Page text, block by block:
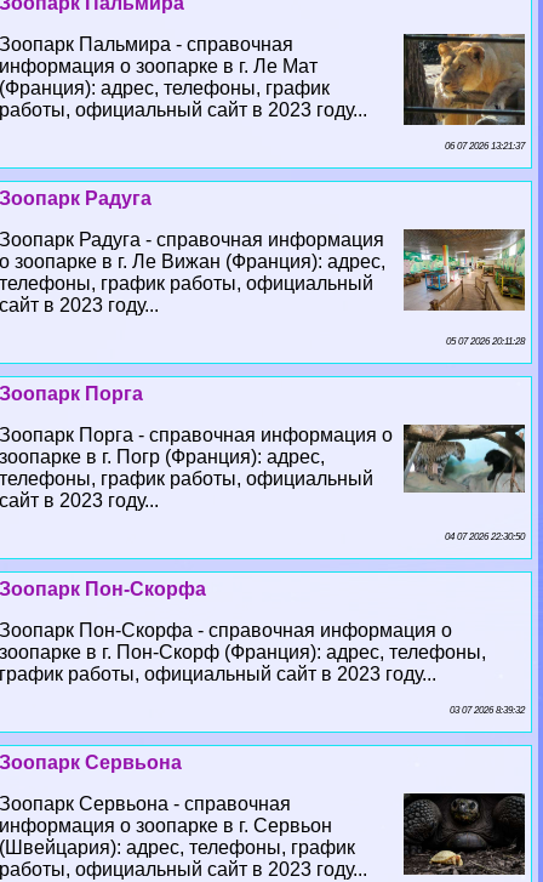
Зоопарк Пальмира - справочная
информация о зоопарке в г. Ле Мат
(Франция): адрес, телефоны, график
работы, официальный сайт в 2023 году...
06 07 2026 13:21:37
Зоопарк Радуга
Зоопарк Радуга - справочная информация
о зоопарке в г. Ле Вижан (Франция): адрес,
телефоны, график работы, официальный
сайт в 2023 году...
05 07 2026 20:11:28
Зоопарк Порга
Зоопарк Порга - справочная информация о
зоопарке в г. Погр (Франция): адрес,
телефоны, график работы, официальный
сайт в 2023 году...
04 07 2026 22:30:50
Зоопарк Пон-Скорфа
Зоопарк Пон-Скорфа - справочная информация о
зоопарке в г. Пон-Скорф (Франция): адрес, телефоны,
график работы, официальный сайт в 2023 году...
03 07 2026 8:39:32
Зоопарк Сервьона
Зоопарк Сервьона - справочная
информация о зоопарке в г. Сервьон
(Швейцария): адрес, телефоны, график
работы, официальный сайт в 2023 году...